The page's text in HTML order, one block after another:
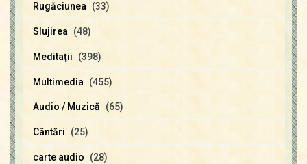
Rugăciunea (33)
Slujirea (48)
Meditaţii (398)
Multimedia (455)
Audio / Muzică (65)
Cântări (25)
carte audio (28)